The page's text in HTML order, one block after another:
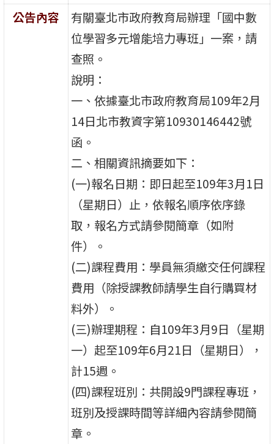
公告內容
有關臺北市政府教育局辦理「國中數
位學習多元增能培力專班」一案，請
查照。
說明：
一、依據臺北市政府教育局109年2月
14日北市教資字第10930146442號
函。
二、相關資訊摘要如下：
(一)報名日期：即日起至109年3月1日
（星期日）止，依報名順序依序錄
取，報名方式請參閱簡章（如附
件）。
(二)課程費用：學員無須繳交任何課程
費用（除授課教師請學生自行購買材
料外）。
(三)辦理期程：自109年3月9日（星期
一）起至109年6月21日（星期日），
計15週。
(四)課程班別：共開設9門課程專班，
班別及授課時間等詳細內容請參閱簡
章。